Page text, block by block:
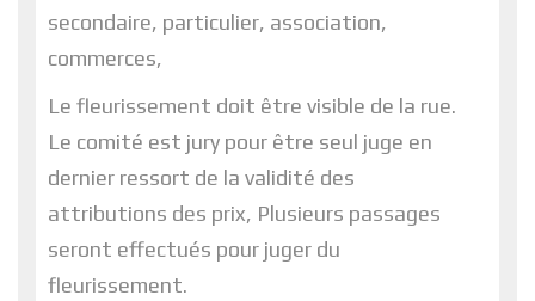
secondaire, particulier, association,
commerces,
Le fleurissement doit être visible de la rue.
Le comité est jury pour être seul juge en
dernier ressort de la validité des
attributions des prix, Plusieurs passages
seront effectués pour juger du
fleurissement.